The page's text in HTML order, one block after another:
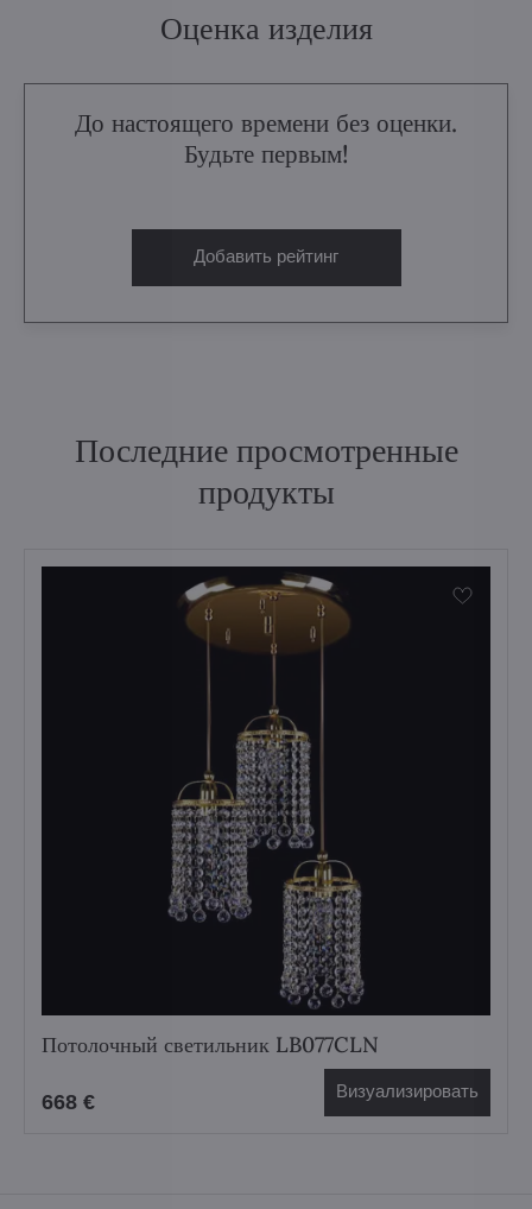
Оценка изделия
До настоящего времени без оценки.
Будьте первым!
Добавить рейтинг
Последние просмотренные
продукты
Потолочный светильник LB077CLN
668 € Визуализировать